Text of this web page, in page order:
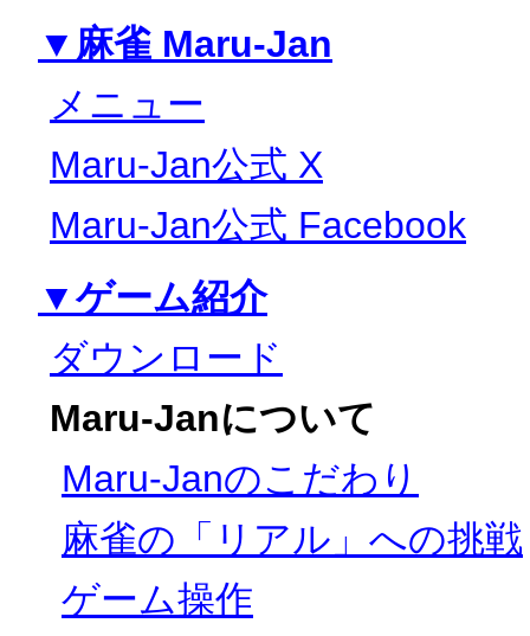
▼麻雀 Maru-Jan
メニュー
Maru-Jan公式 X
Maru-Jan公式 Facebook
▼ゲーム紹介
ダウンロード
Maru-Janについて
Maru-Janのこだわり
麻雀の「リアル」への挑戦
ゲーム操作